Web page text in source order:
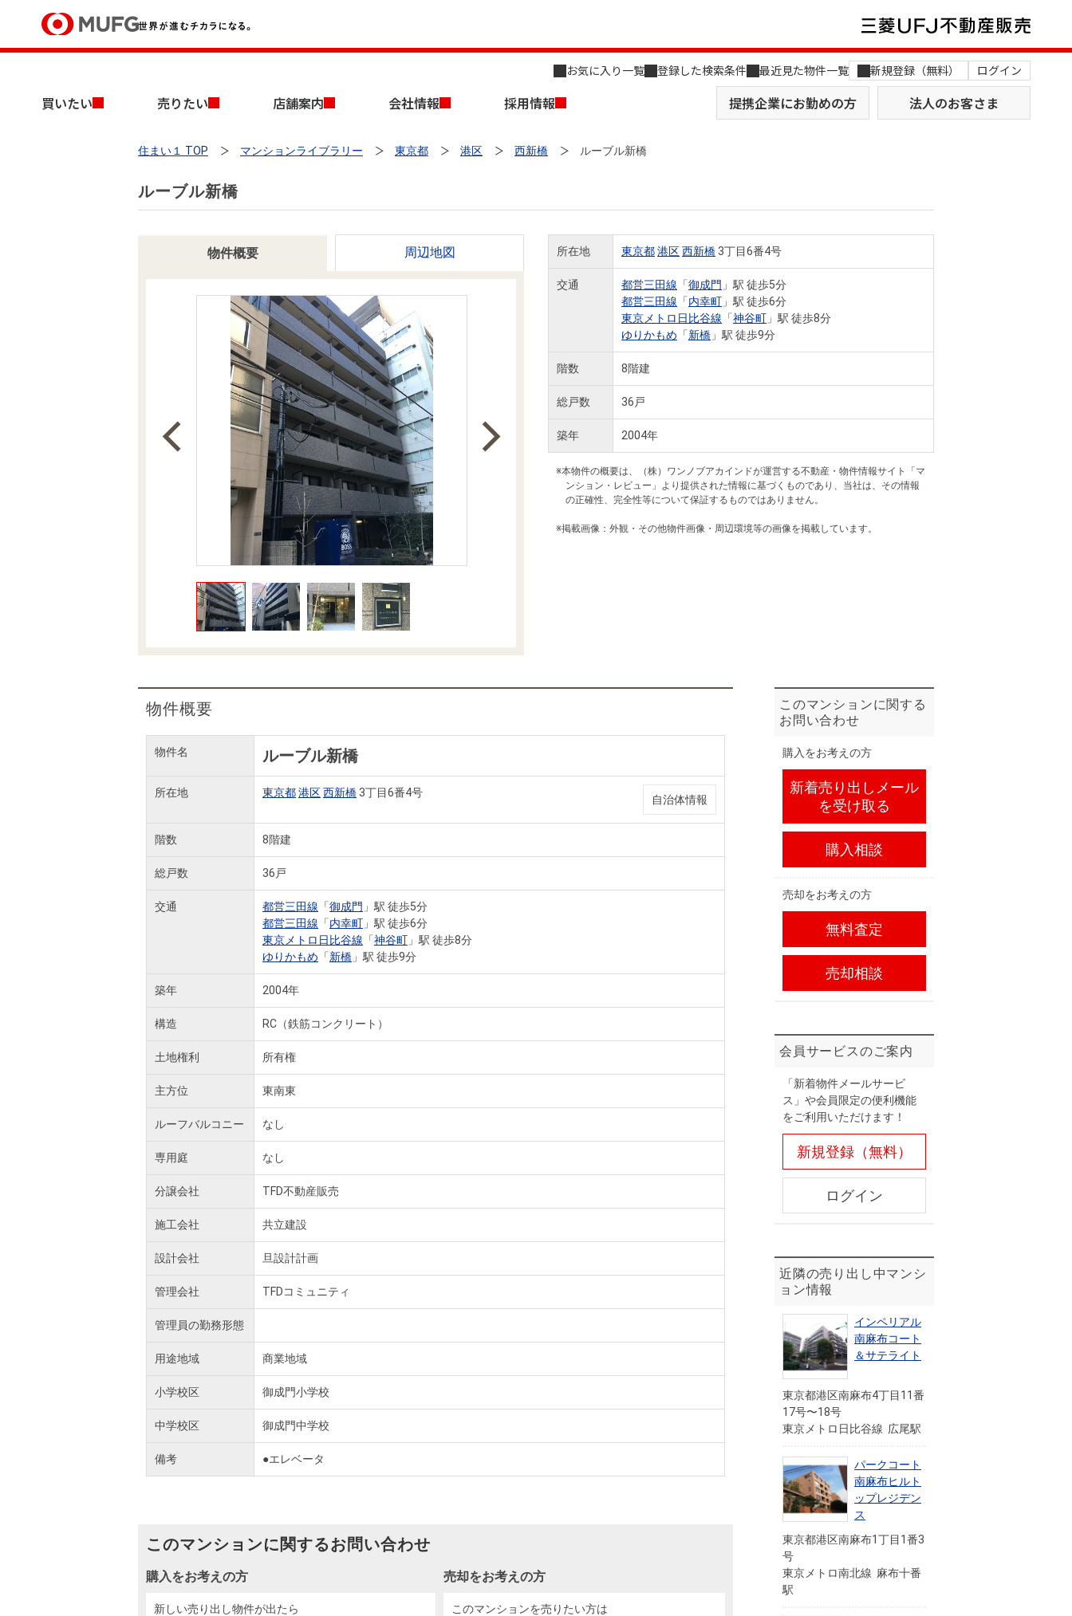
お気に入り一覧 登録した検索条件 最近見た物件一覧 新規登録（無料） ログイン
買いたい 売りたい 店舗案内 会社情報 採用情報 提携企業にお勤めの方 法人のお客さま
買いたいTOP
新築・中古一戸建てを探す 土地を探す
住宅ローンシミュレーション 住まい1プラス（お役立ちコラム）
住まいと暮らしの税金の本（電子ブック） 購入ガイド
売りたいTOP
AI不動産査定
売却時手取り金額試算
周辺相場検索 住まい1プラス（お役立ちコラム）
住まいと暮らしの税金の本（電子ブック） 売却ガイド
店舗案内TOP
店舗のご案内（名古屋） 店舗のご案内（関西）
会社情報TOP
会社概要 MUFG Way
組織図 役員一覧
本社地図
採用情報TOP
キャリア採用情報
売りたい
住まい１ TOP マンションライブラリー 東京都 港区 西新橋 ルーブル新橋
ルーブル新橋
物件概要 周辺地図 所在地 東京都港区西新橋 3丁目6番4号
交通 都営三田線 「御成門 」駅 徒歩5分
都営三田線 「内幸町 」駅 徒歩6分
東京メトロ日比谷線 「神谷町 」駅 徒歩8分
ゆりかもめ 「新橋 」駅 徒歩9分
階数 8階建
総戸数 36戸
築年 2004年
※本物件の概要は、（株）ワンノブアカインドが運営する不動産・物件情報サイト「マ
ンション・レビュー」より提供された情報に基づくものであり、当社は、その情報
の正確性、完全性等について保証するものではありません。
※掲載画像：外観・その他物件画像・周辺環境等の画像を掲載しています。
物件概要
物件名 ルーブル新橋
所在地 東京都港区西新橋 3丁目6番4号
自治体情報
階数 8階建
総戸数 36戸
交通 都営三田線 「御成門 」駅 徒歩5分
都営三田線 「内幸町 」駅 徒歩6分
東京メトロ日比谷線 「神谷町 」駅 徒歩8分
ゆりかもめ 「新橋 」駅 徒歩9分
築年 2004年
構造 RC（鉄筋コンクリート）
土地権利 所有権
主方位 東南東
ルーフバルコニー なし
専用庭 なし
分譲会社 TFD不動産販売
施工会社 共立建設
設計会社 旦設計計画
管理会社 TFDコミュニティ
管理員の勤務形態
用途地域 商業地域
小学校区 御成門小学校
中学校区 御成門中学校
備考 ●エレベータ
このマンションに関するお問い合わせ
購入をお考えの方
新しい売り出し物件が出たら
売却をお考えの方
このマンションを売りたい方は
このマンションに関する
お問い合わせ
購入をお考えの方
新着売り出しメール
を受け取る
購入相談
売却をお考えの方
無料査定
売却相談
会員サービスのご案内
「新着物件メールサービ
ス」や会員限定の便利機能
をご利用いただけます！
新規登録（無料）
ログイン
近隣の売り出し中マンシ
ョン情報
インペリアル
南麻布コート
＆サテライト
東京都港区南麻布4丁目11番
17号〜18号
東京メトロ日比谷線 広尾駅
パークコート
南麻布ヒルト
ップレジデン
ス
東京都港区南麻布1丁目1番3
号
東京メトロ南北線 麻布十番
駅